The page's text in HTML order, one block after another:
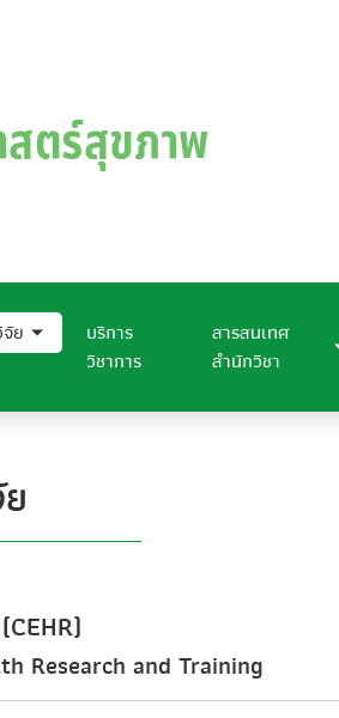
ย
บริการ
วิชาการ
สารสนเทศ
สำนักวิชา
Research and Training